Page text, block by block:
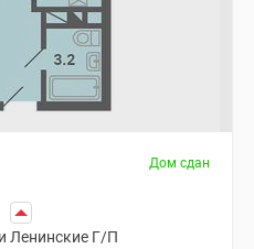
Дом сдан
Ленинские Г/П